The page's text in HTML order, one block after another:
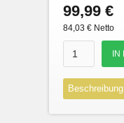
99,99 €
84,03 € Netto
Beschreibung